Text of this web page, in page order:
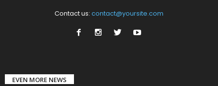
Contact us: contact@yoursite.com
EVEN MORE NEWS